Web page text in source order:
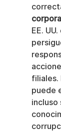
EE.
filiales.
puede
incluso